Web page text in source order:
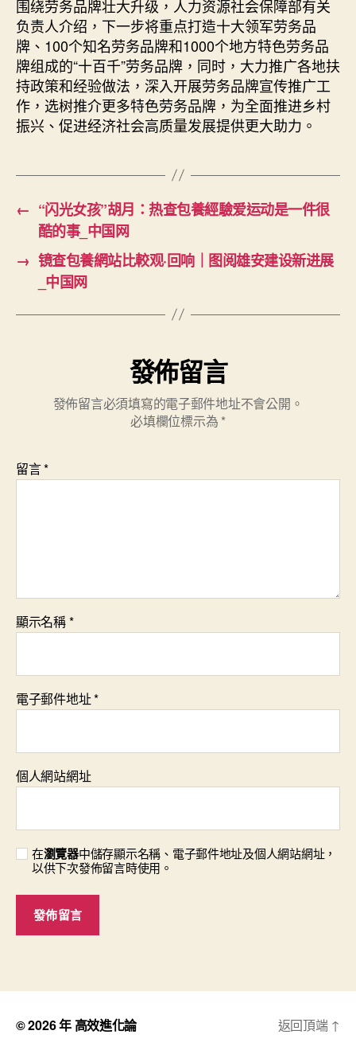
围绕劳务品牌壮大升级，人力资源社会保障部有关
负责人介绍，下一步将重点打造十大领军劳务品
牌、100个知名劳务品牌和1000个地方特色劳务品
牌组成的“十百千”劳务品牌，同时，大力推广各地扶
持政策和经验做法，深入开展劳务品牌宣传推广工
作，选树推介更多特色劳务品牌，为全面推进乡村
振兴、促进经济社会高质量发展提供更大助力。
← “闪光女孩”胡月：热查包養經驗爱运动是一件很
酷的事_中国网
→ 镜查包養網站比較观·回响｜图阅雄安建设新进展
_中国网
發佈留言
發佈留言必須填寫的電子郵件地址不會公開。
必填欄位標示為 *
留言*
顯示名稱*
電子郵件地址*
個人網站網址
在瀏覽器中儲存顯示名稱、電子郵件地址及個人網站網址，
以供下次發佈留言時使用。
© 2026 年 高效進化論 返回頂端 ↑